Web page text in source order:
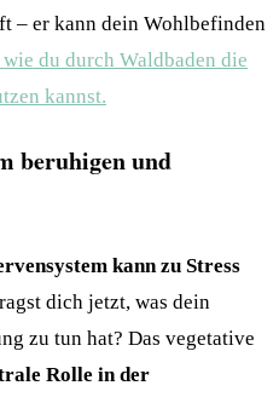
– er kann dein Wohlbefinden
du durch Waldbaden die
kannst.
beruhigen und
kann zu Stress
dich jetzt, was dein
zu tun hat? Das vegetative
Rolle in der